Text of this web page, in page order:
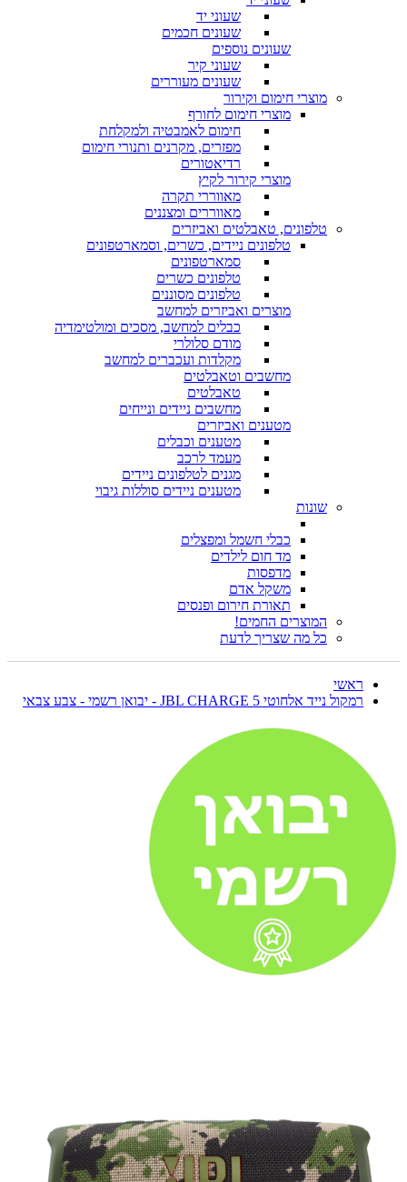
שעוני יד
שעונים חכמים
שעונים נוספים
שעוני קיר
שעונים מעוררים
מוצרי חימום וקירור
מוצרי חימום לחורף
חימום לאמבטיה ולמקלחת
מפזרים, מקרנים ותנורי חימום
רדיאטורים
מוצרי קירור לקיץ
מאווררי תקרה
מאווררים ומצננים
טלפונים, טאבלטים ואביזרים
טלפונים ניידים, כשרים, וסמארטפונים
סמארטפונים
טלפונים כשרים
טלפונים מסוננים
מוצרים ואביזרים למחשב
כבלים למחשב, מסכים ומולטימדיה
מודם סלולרי
מקלדות ועכברים למחשב
מחשבים וטאבלטים
טאבלטים
מחשבים ניידים ונייחים
מטענים ואביזרים
מטענים וכבלים
מעמד לרכב
מגנים לטלפונים ניידים
מטענים ניידים סוללות גיבוי
שונות
כבלי חשמל ומפצלים
מד חום לילדים
מדפסות
משקל אדם
תאורת חירום ופנסים
המוצרים החמים!
כל מה שצריך לדעת
ראשי
רמקול נייד אלחוטי JBL CHARGE 5 - יבואן רשמי - צבע צבאי